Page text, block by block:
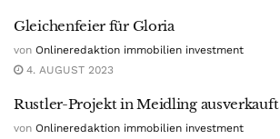
Gleichenfeier für Gloria
von Onlineredaktion immobilien investment
4. AUGUST 2023
Rustler-Projekt in Meidling ausverkauft
von Onlineredaktion immobilien investment